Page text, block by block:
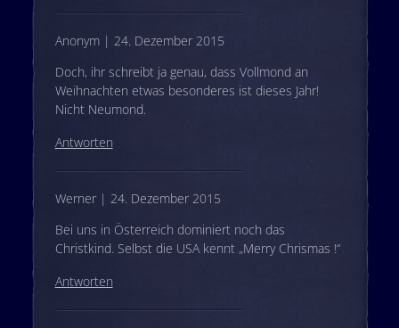
Anonym | 24. Dezember 2015
Doch, ihr schreibt ja genau, dass Vollmond an
Weihnachten etwas besonderes ist dieses Jahr!
Nicht Neumond.
Antworten
Werner | 24. Dezember 2015
Bei uns in Österreich dominiert noch das
Christkind. Selbst die USA kennt „Merry Chrismas !“
Antworten